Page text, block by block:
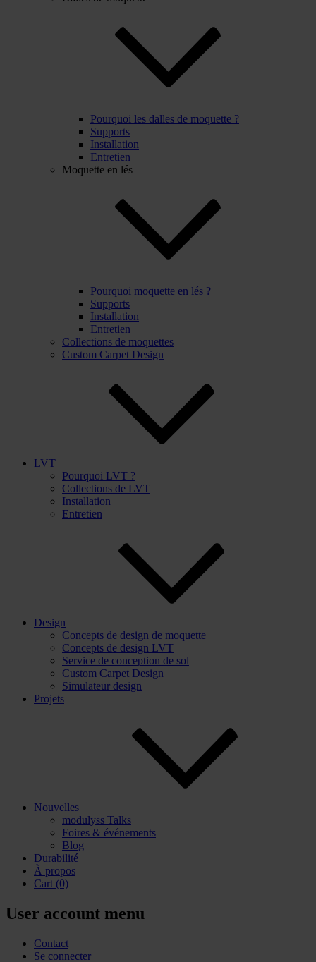
Pourquoi les dalles de moquette ?
Supports
Installation
Entretien
Moquette en lés
Pourquoi moquette en lés ?
Supports
Installation
Entretien
Collections de moquettes
Custom Carpet Design
LVT
Pourquoi LVT ?
Collections de LVT
Installation
Entretien
Design
Concepts de design de moquette
Concepts de design LVT
Service de conception de sol
Custom Carpet Design
Simulateur design
Projets
Nouvelles
modulyss Talks
Foires & événements
Blog
Durabilité
À propos
Cart (0)
User account menu
Contact
Se connecter